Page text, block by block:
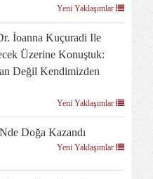
Yeni Yaklaşımlar
İoanna Kuçuradi Ile
Üzerine Konuştuk:
Değil Kendimizden
Yeni Yaklaşımlar
Doğa Kazandı
Yeni Yaklaşımlar